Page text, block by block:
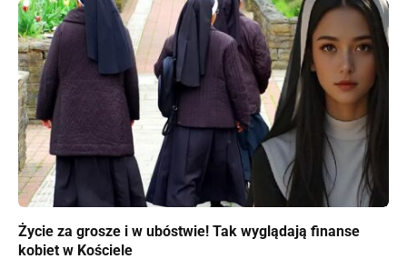
Życie za grosze i w ubóstwie! Tak wyglądają finanse
kobiet w Kościele